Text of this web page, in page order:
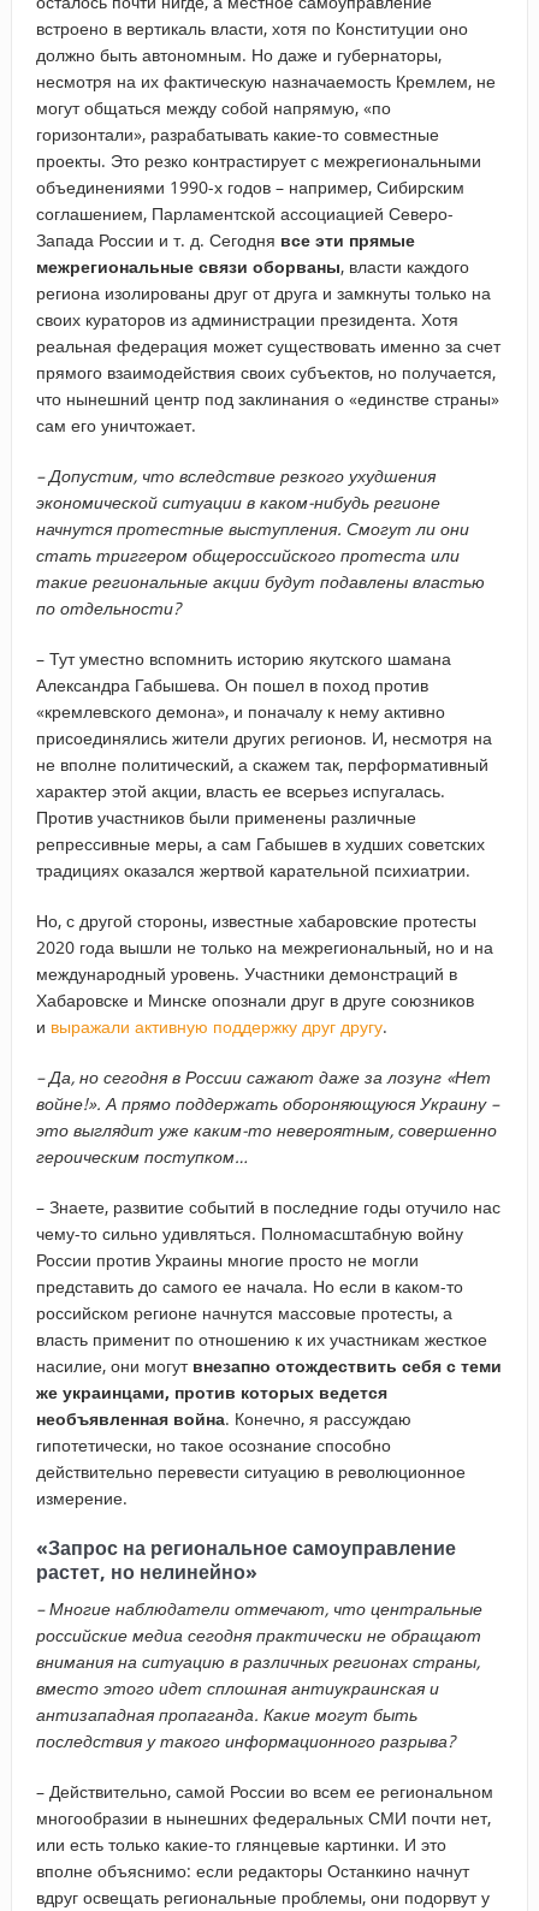
встроено в вертикаль власти, хотя по Конституции оно
должно быть автономным. Но даже и губернаторы,
несмотря на их фактическую назначаемость Кремлем, не
могут общаться между собой напрямую, «по
горизонтали», разрабатывать какие-то совместные
проекты. Это резко контрастирует с межрегиональными
объединениями 1990-х годов – например, Сибирским
соглашением, Парламентской ассоциацией Северо-
Запада России и т. д. Сегодня все эти прямые
межрегиональные связи оборваны, власти каждого
региона изолированы друг от друга и замкнуты только на
своих кураторов из администрации президента. Хотя
реальная федерация может существовать именно за счет
прямого взаимодействия своих субъектов, но получается,
что нынешний центр под заклинания о «единстве страны»
сам его уничтожает.
–​ Допустим, что вследствие резкого ухудшения
экономической ситуации в каком-нибудь регионе
начнутся протестные выступления. Смогут ли они
стать триггером общероссийского протеста или
такие региональные акции будут подавлены властью
по отдельности?
– Тут уместно вспомнить историю якутского шамана
Александра Габышева. Он пошел в поход против
«кремлевского демона», и поначалу к нему активно
присоединялись жители других регионов. И, несмотря на
не вполне политический, а скажем так, перформативный
характер этой акции, власть ее всерьез испугалась.
Против участников были применены различные
репрессивные меры, а сам Габышев в худших советских
традициях оказался жертвой карательной психиатрии.
Но, с другой стороны, известные хабаровские протесты
2020 года вышли не только на межрегиональный, но и на
международный уровень. Участники демонстраций в
Хабаровске и Минске опознали друг в друге союзников
и выражали активную поддержку друг другу.
–​ Да, но сегодня в России сажают даже за лозунг «Нет
войне!». А прямо поддержать обороняющуюся Украину –
это выглядит уже каким-то невероятным, совершенно
героическим поступком…
– Знаете, развитие событий в последние годы отучило нас
чему-то сильно удивляться. Полномасштабную войну
России против Украины многие просто не могли
представить до самого ее начала. Но если в каком-то
российском регионе начнутся массовые протесты, а
власть применит по отношению к их участникам жесткое
насилие, они могут внезапно отождествить себя с теми
же украинцами, против которых ведется
необъявленная война. Конечно, я рассуждаю
гипотетически, но такое осознание способно
действительно перевести ситуацию в революционное
измерение.
«Запрос на региональное самоуправление
растет, но нелинейно»
–​ Многие наблюдатели отмечают, что центральные
российские медиа сегодня практически не обращают
внимания на ситуацию в различных регионах страны,
вместо этого идет сплошная антиукраинская и
антизападная пропаганда. Какие могут быть
последствия у такого информационного разрыва?
– Действительно, самой России во всем ее региональном
многообразии в нынешних федеральных СМИ почти нет,
или есть только какие-то глянцевые картинки. И это
вполне объяснимо: если редакторы Останкино начнут
вдруг освещать региональные проблемы, они подорвут у